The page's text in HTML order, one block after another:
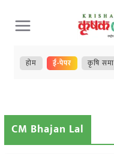
Skip
to
content
होम ई-पेपर कृषि
CM Bhajan Lal